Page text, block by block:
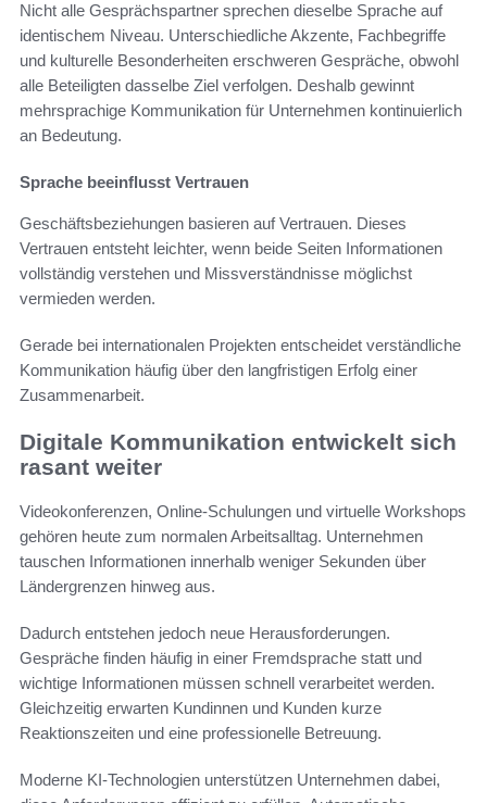
Nicht alle Gesprächspartner sprechen dieselbe Sprache auf
identischem Niveau. Unterschiedliche Akzente, Fachbegriffe
und kulturelle Besonderheiten erschweren Gespräche, obwohl
alle Beteiligten dasselbe Ziel verfolgen. Deshalb gewinnt
mehrsprachige Kommunikation für Unternehmen kontinuierlich
an Bedeutung.
Sprache beeinflusst Vertrauen
Geschäftsbeziehungen basieren auf Vertrauen. Dieses
Vertrauen entsteht leichter, wenn beide Seiten Informationen
vollständig verstehen und Missverständnisse möglichst
vermieden werden.
Gerade bei internationalen Projekten entscheidet verständliche
Kommunikation häufig über den langfristigen Erfolg einer
Zusammenarbeit.
Digitale Kommunikation entwickelt sich
rasant weiter
Videokonferenzen, Online-Schulungen und virtuelle Workshops
gehören heute zum normalen Arbeitsalltag. Unternehmen
tauschen Informationen innerhalb weniger Sekunden über
Ländergrenzen hinweg aus.
Dadurch entstehen jedoch neue Herausforderungen.
Gespräche finden häufig in einer Fremdsprache statt und
wichtige Informationen müssen schnell verarbeitet werden.
Gleichzeitig erwarten Kundinnen und Kunden kurze
Reaktionszeiten und eine professionelle Betreuung.
Moderne KI-Technologien unterstützen Unternehmen dabei,